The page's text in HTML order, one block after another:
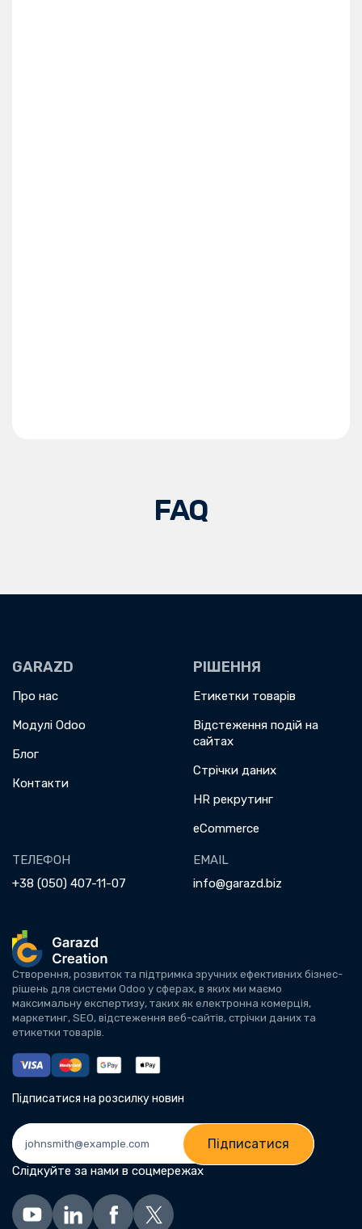
FAQ
GARAZD
Про нас
Модулі Odoo
Блог
Контакти
РІШЕННЯ
Етикетки товарів
Відстеження подій на
сайтах
Стрічки даних
HR рекрутинг
eCommerce
ТЕЛЕФОН
+38 (050) 407-11-07
EMAIL
info@garazd.biz
Створення, розвиток та підтримка зручних ефективних бізнес-
рішень для системи Odoo у сферах, в яких ми маємо
максимальну експертизу, таких як електронна комерція,
маркетинг, SEO, відстеження веб-сайтів, стрічки даних та
етикетки товарів.
Підписатися на розсилку новин
Підписатися
Слідкуйте за нами в соцмережах